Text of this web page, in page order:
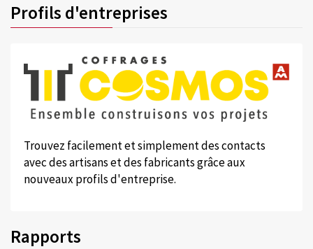
Profils d'entreprises
Trouvez facilement et simplement des contacts
avec des artisans et des fabricants grâce aux
nouveaux profils d'entreprise.
Rapports